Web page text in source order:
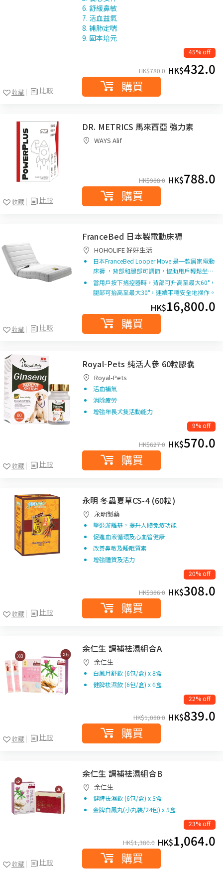
比較
收藏
6. 舒緩鼻敏
7. 活血益氣
8. 補肺定喘
9. 固本培元
45% off
HK$780.0 HK$432.0
購買
比較
收藏
DR. METRICS 馬來西亞 強力素
WAYS Alif
HK$988.0 HK$788.0
購買
比較
收藏
FranceBed 日本製電動床褥
HOHOLIFE 好好生活
日本FranceBed Looper Move 是一款居家電動
床褥 ，背部和腿部可調節，協助用戶輕鬆坐…
當用戶按下搖控器時，背部可升高至最大60°，
腿部可抬高至最大30°，連續平穩安全地操作。
HK$16,800.0
購買
比較
收藏
Royal-Pets 純活人參 60粒膠囊
Royal-Pets
活血補氣
消除疲勞
增強年長犬隻活動能力
9% off
HK$627.0 HK$570.0
購買
比較
收藏
永明 冬蟲夏草CS-4 (60粒)
永明製藥
擊退游離基，提升人體免疫功能
促進血液循環及心血管健康
改善鼻敏及睡眠質素
增強體質及活力
20% off
HK$386.0 HK$308.0
購買
比較
收藏
余仁生 調補袪濕組合A
余仁生
白鳳月舒飲 (6包/盒) x 8盒
健脾祛濕飲 (6包/盒) x 6盒
22% off
HK$1,080.0 HK$839.0
購買
比較
收藏
余仁生 調補袪濕組合B
余仁生
健脾祛濕飲 (6包/盒) x 5盒
金牌白鳳丸(小丸裝/24包) x 5盒
23% off
HK$1,380.0 HK$1,064.0
購買